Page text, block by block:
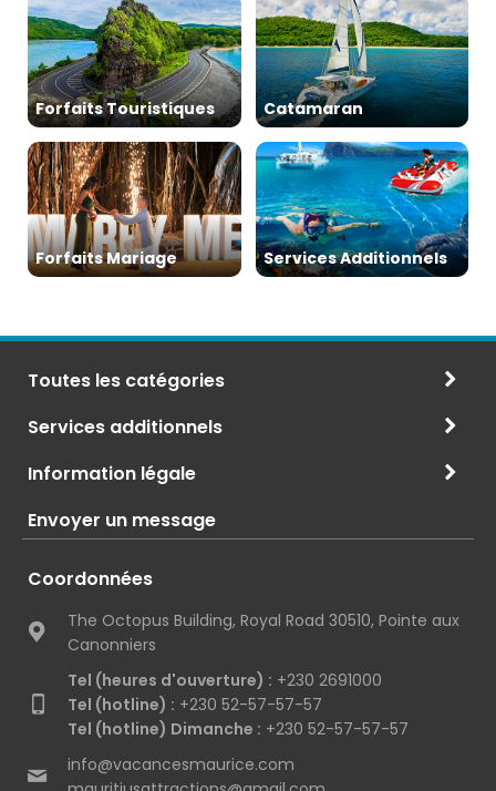
Forfaits Touristiques Catamaran
Forfaits Mariage Services Additionnels
Toutes les catégories
Services additionnels
Information légale
Envoyer un message
Coordonnées
The Octopus Building, Royal Road 30510, Pointe aux
Canonniers
Tel (heures d'ouverture) : +230 2691000
Tel (hotline) : +230 52-57-57-57
Tel (hotline) Dimanche : +230 52-57-57-57
info@vacancesmaurice.com